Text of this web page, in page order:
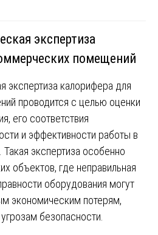
экспертиза
помещений
экспертиза калорифера для
проводится с целью оценки
его соответствия
и эффективности работы в
Такая экспертиза особенно
объектов, где неправильная
оборудования могут
экономическим потерям,
безопасности.